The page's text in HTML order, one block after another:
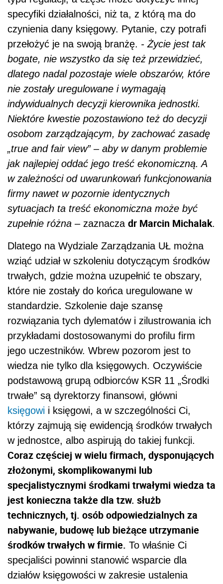
specyfiki działalności, niż ta, z którą ma do
czynienia dany księgowy. Pytanie, czy potrafi
przełożyć je na swoją branżę. - Życie jest tak
bogate, nie wszystko da się też przewidzieć,
dlatego nadal pozostaje wiele obszarów, które
nie zostały uregulowane i wymagają
indywidualnych decyzji kierownika jednostki.
Niektóre kwestie pozostawiono też do decyzji
osobom zarządzającym, by zachować zasadę
„true and fair view” – aby w danym problemie
jak najlepiej oddać jego treść ekonomiczną. A
w zależności od uwarunkowań funkcjonowania
firmy nawet w pozornie identycznych
sytuacjach ta treść ekonomiczna może być
zupełnie różna – zaznacza dr Marcin Michalak.
Dlatego na Wydziale Zarządzania UŁ można
wziąć udział w szkoleniu dotyczącym środków
trwałych, gdzie można uzupełnić te obszary,
które nie zostały do końca uregulowane w
standardzie. Szkolenie daje szansę
rozwiązania tych dylematów i zilustrowania ich
przykładami dostosowanymi do profilu firm
jego uczestników. Wbrew pozorom jest to
wiedza nie tylko dla księgowych. Oczywiście
podstawową grupą odbiorców KSR 11 „Środki
trwałe” są dyrektorzy finansowi, główni
księgowi i księgowi, a w szczególności Ci,
którzy zajmują się ewidencją środków trwałych
w jednostce, albo aspirują do takiej funkcji.
Coraz częściej w wielu firmach, dysponujących
złożonymi, skomplikowanymi lub
specjalistycznymi środkami trwałymi wiedza ta
jest konieczna także dla tzw. służb
technicznych, tj. osób odpowiedzialnych za
nabywanie, budowę lub bieżące utrzymanie
środków trwałych w firmie. To właśnie Ci
specjaliści powinni stanowić wsparcie dla
działów księgowości w zakresie ustalenia